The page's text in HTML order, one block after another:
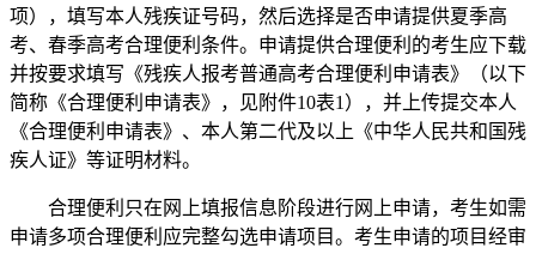
项），填写本人残疾证号码，然后选择是否申请提供夏季高
考、春季高考合理便利条件。申请提供合理便利的考生应下载
并按要求填写《残疾人报考普通高考合理便利申请表》（以下
简称《合理便利申请表》，见附件10表1），并上传提交本人
《合理便利申请表》、本人第二代及以上《中华人民共和国残
疾人证》等证明材料。
合理便利只在网上填报信息阶段进行网上申请，考生如需
申请多项合理便利应完整勾选申请项目。考生申请的项目经审